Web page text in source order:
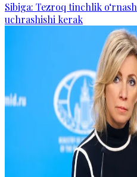
Sibiga: Tezroq tinchlik
uchrashishi kerak